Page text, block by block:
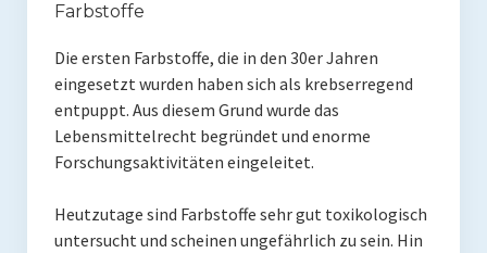
Paleo Bücher
Zunehmen mit Paleo
Paleo Gehirn-Pflege Guide
Farbstoffe
Die ersten Farbstoffe, die in den 30er Jahren
eingesetzt wurden haben sich als krebserregend
entpuppt. Aus diesem Grund wurde das
Lebensmittelrecht begründet und enorme
Forschungsaktivitäten eingeleitet.
Heutzutage sind Farbstoffe sehr gut toxikologisch
untersucht und scheinen ungefährlich zu sein. Hin